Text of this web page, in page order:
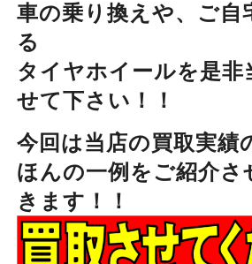
車の乗り換えや、ご自
る
タイヤホイールを是非
せて下さい！！
今回は当店の買取実績
ほんの一例をご紹介さ
きます！！